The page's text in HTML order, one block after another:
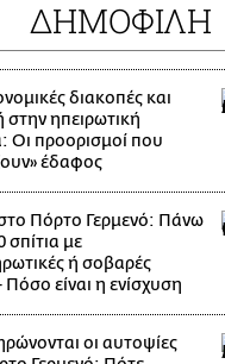
Ζώδια
Εξομολογήσεις
Οι Αθηναίοι
Απώλειες
Lgbtqi+
ΔΗΜΟΦΙΛΗ
διακοπές και
ηπειρωτική
Οι προορισμοί που
έδαφος
Πόρτο Γερμενό: Πάνω
σπίτια με
ή σοβαρές
Πόσο είναι η ενίσχυση
οι αυτοψίες